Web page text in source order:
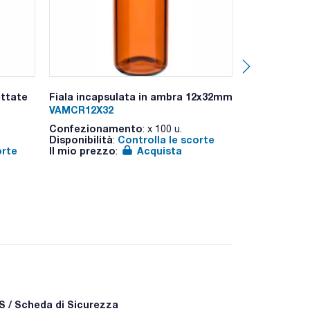
- P370+P378a - P403+P235 - P501a
Fiala incapsulata in ambra 12x32mm
VAMCR12X32
Confezionamento: x 100 u.
Disponibilità: Controlla le scorte
Il mio prezzo: Acquista
/ Scheda di Sicurezza